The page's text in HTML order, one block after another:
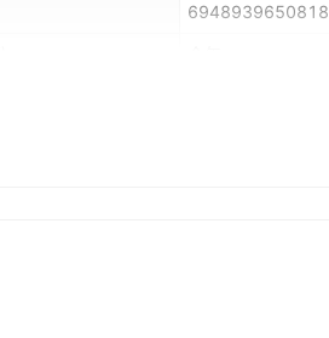
6948939650818